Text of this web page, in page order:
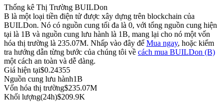
Sao chép Giao dịch
Thống kê Thị Trường BUILDon
B là một loại tiền điện tử được xây dựng trên blockchain của
BUILDon. Nó có nguồn cung tối đa là 0, với tổng nguồn cung hiện
tại là 1B và nguồn cung lưu hành là 1B, mang lại cho nó một vốn
hóa thị trường là 235.07M. Nhấp vào đây để Mua ngay, hoặc kiểm
tra hướng dẫn từng bước của chúng tôi về cách mua BUILDon (B)
một cách an toàn và dễ dàng.
Giá hiện tại$0.24355
Nguồn cung lưu hành1B
Vốn hóa thị trường$235.07M
Khối lượng(24h)$209.9K